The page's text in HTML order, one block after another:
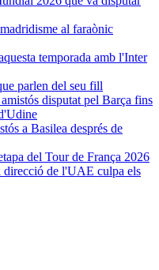
al faraònic
parlen del seu fill
a Basilea després de
de l'UAE culpa els